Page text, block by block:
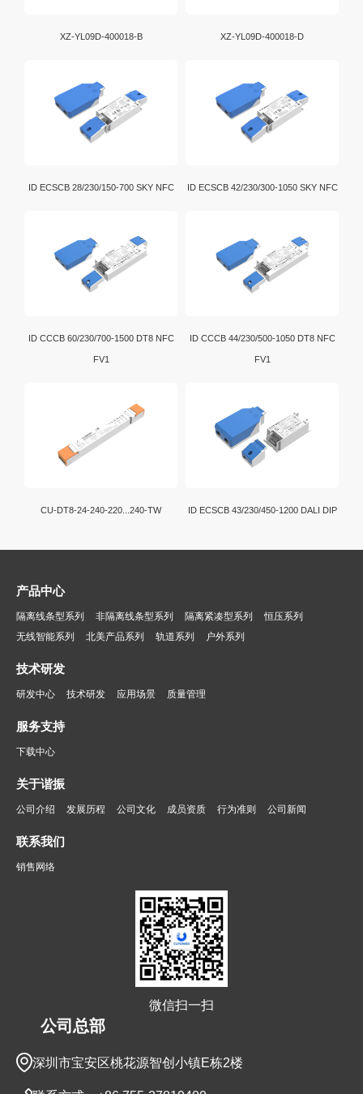
XZ-YL09D-400018-B XZ-YL09D-400018-D
ID ECSCB 28/230/150-700 SKY NFC ID ECSCB 42/230/300-1050 SKY NFC
ID CCCB 60/230/700-1500 DT8 NFC
FV1
ID CCCB 44/230/500-1050 DT8 NFC
FV1
CU-DT8-24-240-220...240-TW ID ECSCB 43/230/450-1200 DALI DIP
产品中心
隔离线条型系列 非隔离线条型系列 隔离紧凑型系列
恒压系列
无线智能系列
北美产品系列 轨道系列 户外系列
技术研发
研发中心 技术研发 应用场景 质量管理
服务支持
下载中心
关于谐振
公司介绍 发展历程 公司文化 成员资质 行为准则 公司新闻
联系我们
销售网络
微信扫一扫
公司总部
深圳市宝安区桃花源智创小镇E栋2楼